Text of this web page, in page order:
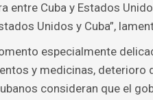
entre Cuba y Estados
Unidos y Cuba”,
especialmente
y medicinas, deterioro
consideran que el